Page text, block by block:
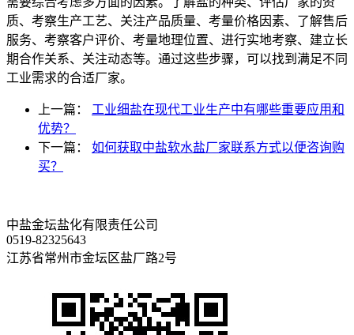
质、考察生产工艺、关注产品质量、考量价格因素、了解售后
服务、考察客户评价、考量地理位置、进行实地考察、建立长
期合作关系、关注动态等。通过这些步骤，可以找到满足不同
工业需求的合适厂家。
上一篇： 工业细盐在现代工业生产中有哪些重要应用和
优势？
下一篇： 如何获取中盐软水盐厂家联系方式以便咨询购
买？
中盐金坛盐化有限责任公司
0519-82325643
江苏省常州市金坛区盐厂路2号